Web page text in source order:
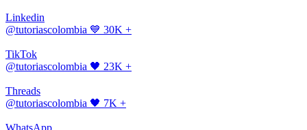
Linkedin
@tutoriascolombia 💙 30K +
TikTok
@tutoriascolombia 🖤 23K +
Threads
@tutoriascolombia 🖤 7K +
WhatsApp